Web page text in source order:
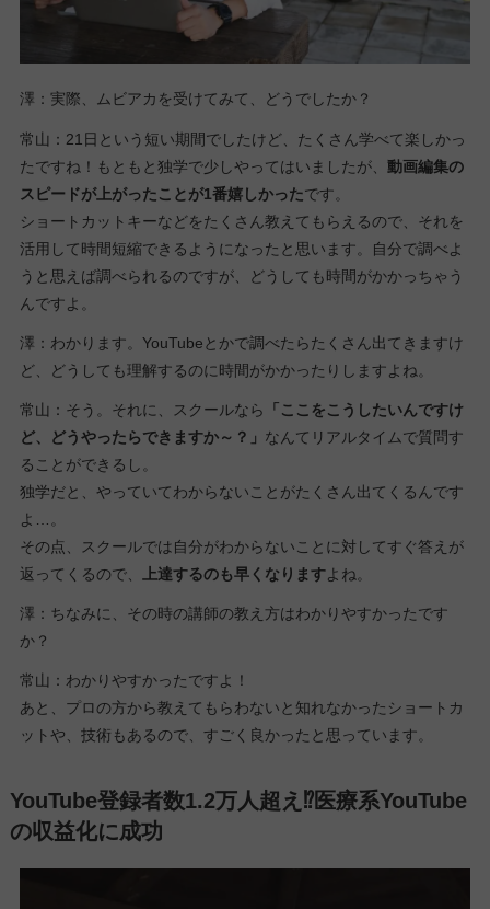
澤：実際、ムビアカを受けてみて、どうでしたか？
常山：21日という短い期間でしたけど、たくさん学べて楽しかっ
たですね！もともと独学で少しやってはいましたが、 動画編集の
スピードが上がったことが1番嬉しかったです。
ショートカットキーなどをたくさん教えてもらえるので、それを
活用して時間短縮できるようになったと思います。自分で調べよ
うと思えば調べられるのですが、どうしても時間がかかっちゃう
んですよ。
澤：わかります。YouTubeとかで調べたらたくさん出てきますけ
ど、どうしても理解するのに時間がかかったりしますよね。
常山：そう。それに、スクールなら
「ここをこうしたいんですけ
ど、どうやったらできますか～？」 なんてリアルタイムで質問す
ることができるし。
独学だと、やっていてわからないことがたくさん出てくるんです
よ…。
その点、スクールでは自分がわからないことに対してすぐ答えが
返ってくるので、
上達するのも早くなりますよね。
澤：ちなみに、その時の講師の教え方はわかりやすかったです
か？
常山：わかりやすかったですよ！
あと、プロの方から教えてもらわないと知れなかったショートカ
ットや、技術もあるので、すごく良かったと思っています。
YouTube登録者数1.2万人超え⁉医療系YouTube
の収益化に成功